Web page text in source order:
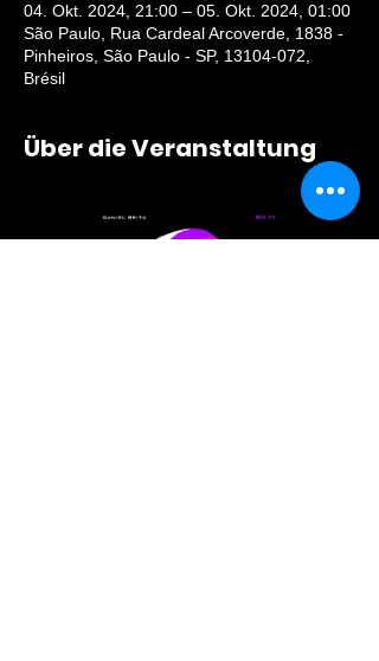
04. Okt. 2024, 21:00 – 05. Okt. 2024, 01:00
São Paulo, Rua Cardeal Arcoverde, 1838 -
Pinheiros, São Paulo - SP, 13104-072,
Brésil
Über die Veranstaltung